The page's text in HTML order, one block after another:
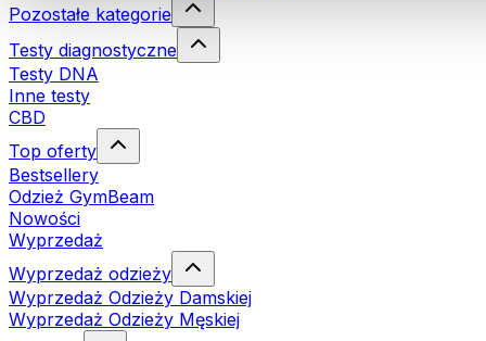
Pozostałe kategorie
Testy diagnostyczne
Testy DNA
Inne testy
CBD
Top oferty
Bestsellery
Odzież GymBeam
Nowości
Wyprzedaż
Wyprzedaż odzieży
Wyprzedaż Odzieży Damskiej
Wyprzedaż Odzieży Męskiej